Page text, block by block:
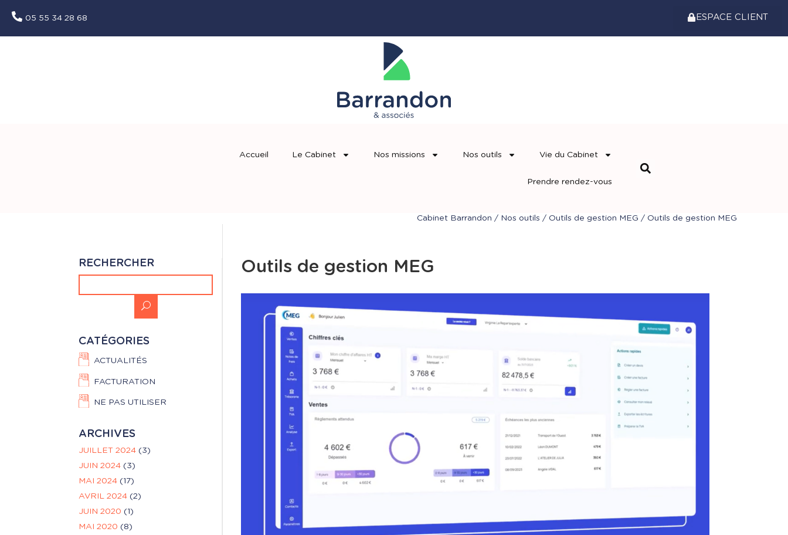
05 55 34 28 68 ESPACE CLIENT
Accueil Le Cabinet Nos missions Nos outils Vie du Cabinet
Prendre rendez-vous
Cabinet Barrandon / Nos outils / Outils de gestion MEG / Outils de gestion MEG
Outils de gestion MEG
RECHERCHER
CATÉGORIES
ACTUALITÉS
FACTURATION
NE PAS UTILISER
ARCHIVES
JUILLET 2024 (3)
JUIN 2024 (3)
MAI 2024 (17)
AVRIL 2024 (2)
JUIN 2020 (1)
MAI 2020 (8)